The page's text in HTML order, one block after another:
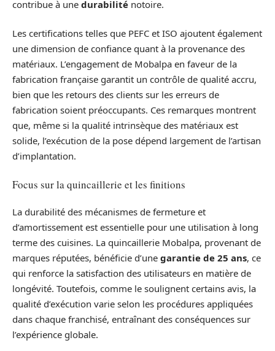
contribue à une durabilité notoire.
Les certifications telles que PEFC et ISO ajoutent également
une dimension de confiance quant à la provenance des
matériaux. L’engagement de Mobalpa en faveur de la
fabrication française garantit un contrôle de qualité accru,
bien que les retours des clients sur les erreurs de
fabrication soient préoccupants. Ces remarques montrent
que, même si la qualité intrinsèque des matériaux est
solide, l’exécution de la pose dépend largement de l’artisan
d’implantation.
Focus sur la quincaillerie et les finitions
La durabilité des mécanismes de fermeture et
d’amortissement est essentielle pour une utilisation à long
terme des cuisines. La quincaillerie Mobalpa, provenant de
marques réputées, bénéficie d’une garantie de 25 ans, ce
qui renforce la satisfaction des utilisateurs en matière de
longévité. Toutefois, comme le soulignent certains avis, la
qualité d’exécution varie selon les procédures appliquées
dans chaque franchisé, entraînant des conséquences sur
l’expérience globale.